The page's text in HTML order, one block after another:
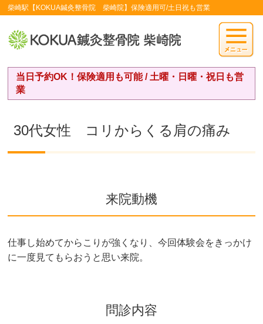
柴崎駅【KOKUA鍼灸整骨院 柴崎院】保険適用可/土日祝も営業
当日予約OK！保険適用も可能 / 土曜・日曜・祝日も営
業
30代女性 コリからくる肩の痛み
来院動機
仕事し始めてからこりが強くなり、今回体験会をきっかけ
に一度見てもらおうと思い来院。
問診内容